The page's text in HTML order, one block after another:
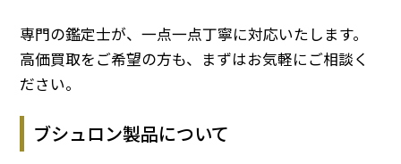
専門の鑑定士が、一点一点丁寧に対応いたします。
高価買取をご希望の方も、まずはお気軽にご相談く
ださい。
ブシュロン製品について